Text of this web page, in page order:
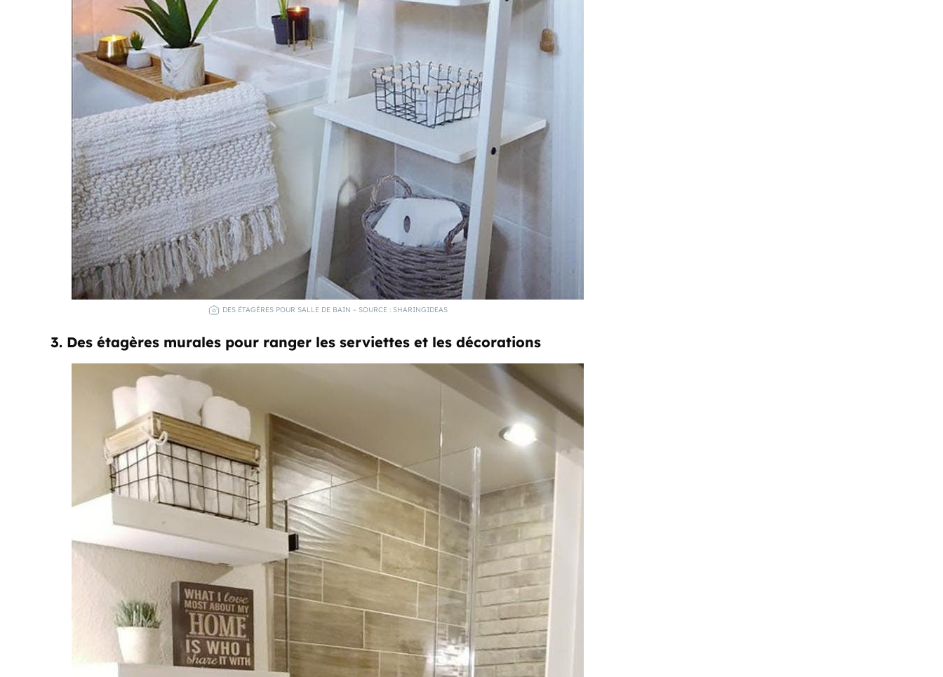
DES ÉTAGÈRES POUR SALLE DE BAIN – SOURCE : SHARINGIDEAS
3. Des étagères murales pour ranger les serviettes et les décorations